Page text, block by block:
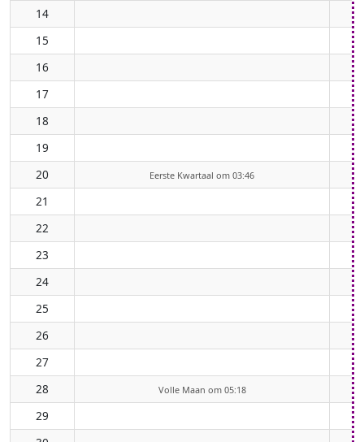
14
15
16
17
18
19
20
Eerste Kwartaal om 03:46
21
22
23
24
25
26
27
28
Volle Maan om 05:18
29